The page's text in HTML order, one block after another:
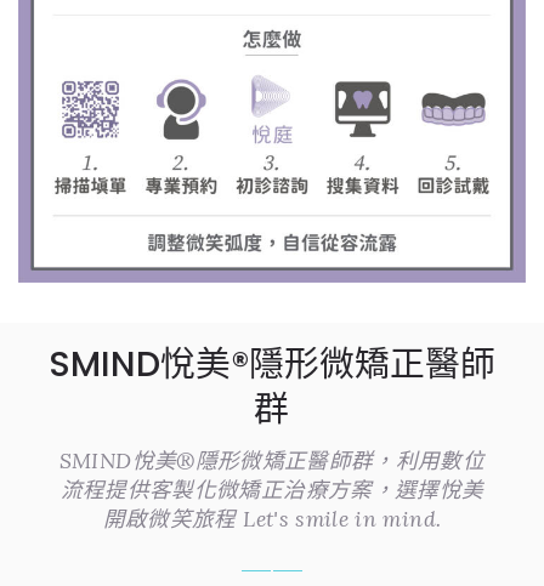
SMIND悅美®隱形微矯正醫師
群
SMIND悅美®隱形微矯正醫師群，利用數位
流程提供客製化微矯正治療方案，選擇悅美
開啟微笑旅程 Let's smile in mind.